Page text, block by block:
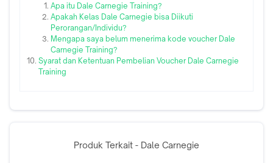
Apa itu Dale Carnegie Training?
Apakah Kelas Dale Carnegie bisa Diikuti
Perorangan/Individu?
Mengapa saya belum menerima kode voucher Dale
Carnegie Training?
Syarat dan Ketentuan Pembelian Voucher Dale Carnegie
Training
Produk Terkait - Dale Carnegie